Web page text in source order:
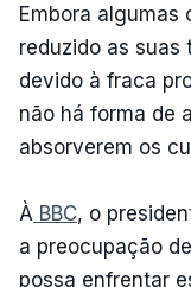
Embora algumas
reduzido as suas
devido à fraca
não há forma de
absorverem os
À BBC, o
a preocupação
possa enfrentar